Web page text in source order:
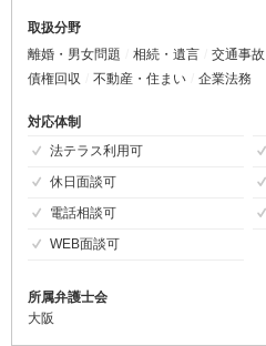
取扱分野
離婚・男女問題
相続・遺言 交通事故
債権回収
不動産・住まい 企業法務
対応体制
法テラス利用可
休日面談可
電話相談可
WEB面談可
所属弁護士会
大阪